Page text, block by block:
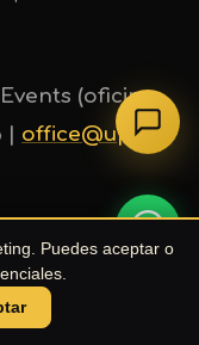
(oficina
| office@upe-
UPE
Puedes aceptar o